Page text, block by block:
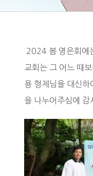
2024 봄 영은회에
교회는 그 어느 때
용 형제님을 대신
을 나누어주심에 감